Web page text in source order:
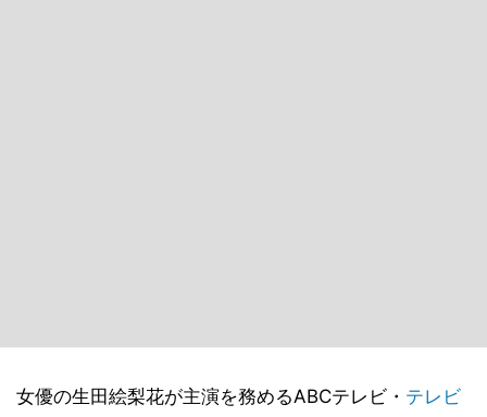
女優の生田絵梨花が主演を務めるABCテレビ・ テレビ